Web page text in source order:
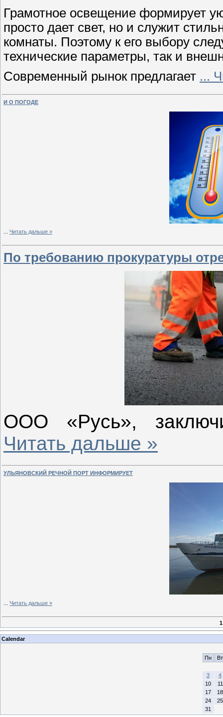
Грамотное освещение формирует
просто дает свет, но и служит
комнаты. Поэтому к его выбору
технические параметры, так и
Современный рынок предлагает ...
И О ПОГОДЕ
Читать дальше »
По требованию прокуратуры
ООО «Русь»,
Читать дальше »
УЛЬЯНОВСКИЙ РЕЧНОЙ ПОРТ ИНФОРМИРУЕТ
Читать дальше »
1
Calendar
Пн
Вт
3
4
10
11
17
18
24
25
31